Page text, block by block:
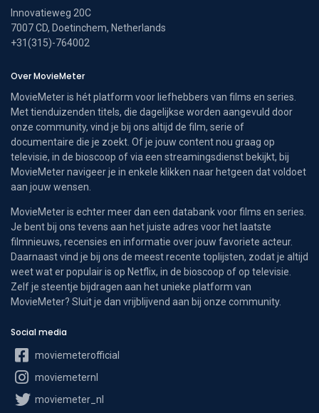
Innovatieweg 20C
7007 CD, Doetinchem, Netherlands
+31(315)-764002
Over MovieMeter
MovieMeter is hét platform voor liefhebbers van films en series.
Met tienduizenden titels, die dagelijkse worden aangevuld door
onze community, vind je bij ons altijd de film, serie of
documentaire die je zoekt. Of je jouw content nou graag op
televisie, in de bioscoop of via een streamingsdienst bekijkt, bij
MovieMeter navigeer je in enkele klikken naar hetgeen dat voldoet
aan jouw wensen.
MovieMeter is echter meer dan een databank voor films en series.
Je bent bij ons tevens aan het juiste adres voor het laatste
filmnieuws, recensies en informatie over jouw favoriete acteur.
Daarnaast vind je bij ons de meest recente toplijsten, zodat je altijd
weet wat er populair is op Netflix, in de bioscoop of op televisie.
Zelf je steentje bijdragen aan het unieke platform van
MovieMeter? Sluit je dan vrijblijvend aan bij onze community.
Social media
moviemeterofficial
moviemeternl
moviemeter_nl